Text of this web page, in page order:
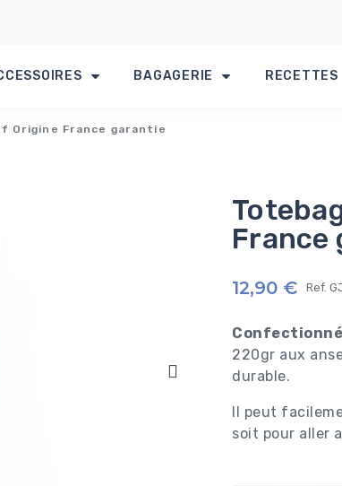
BAGAGERIE RECETTES
Origine France garantie
France
12,90 € Ref.
220gr aux
durable.
Il peut
soit pour aller